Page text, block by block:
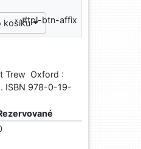
košíku#tpl-btn-affix
Trew Oxford :
ISBN 978-0-19-